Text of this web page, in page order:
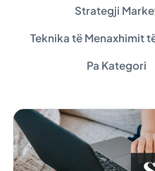
Strategji
Teknika të Menaxhimit
Pa Kategori